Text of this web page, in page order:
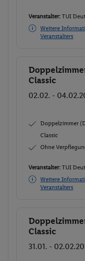
Veranstalter: TUI
Weitere
Veranstalters
Buchen
Classic
02.02. -
Doppelzimmer
Classic
Ohne
Veranstalter: TUI
Weitere
Veranstalters
Buchen
Classic
31.01. -